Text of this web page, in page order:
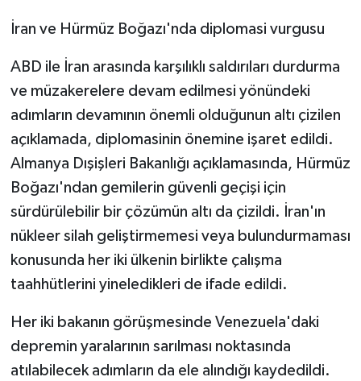
İran ve Hürmüz Boğazı'nda diplomasi vurgusu
ABD ile İran arasında karşılıklı saldırıları durdurma
ve müzakerelere devam edilmesi yönündeki
adımların devamının önemli olduğunun altı çizilen
açıklamada, diplomasinin önemine işaret edildi.
Almanya Dışişleri Bakanlığı açıklamasında, Hürmüz
Boğazı'ndan gemilerin güvenli geçişi için
sürdürülebilir bir çözümün altı da çizildi. İran'ın
nükleer silah geliştirmemesi veya bulundurmaması
konusunda her iki ülkenin birlikte çalışma
taahhütlerini yineledikleri de ifade edildi.
Her iki bakanın görüşmesinde Venezuela'daki
depremin yaralarının sarılması noktasında
atılabilecek adımların da ele alındığı kaydedildi.